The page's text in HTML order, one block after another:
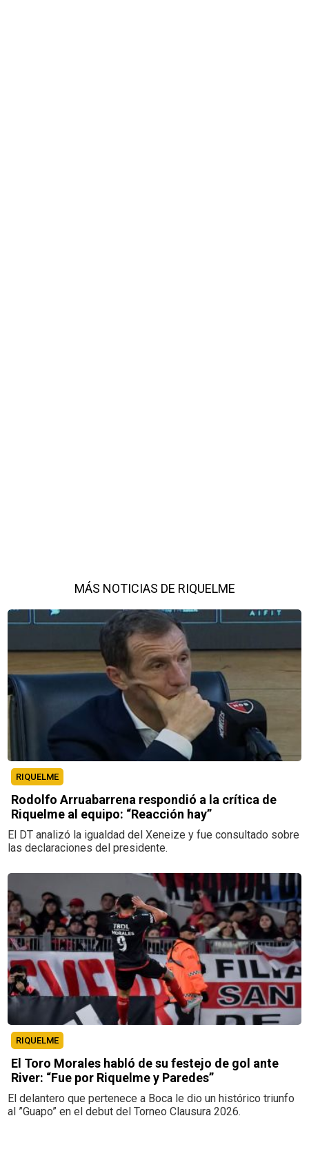
MÁS NOTICIAS DE RIQUELME
RIQUELME
Rodolfo Arruabarrena respondió a la crítica de
Riquelme al equipo: “Reacción hay”
El DT analizó la igualdad del Xeneize y fue consultado sobre
las declaraciones del presidente.
RIQUELME
El Toro Morales habló de su festejo de gol ante
River: “Fue por Riquelme y Paredes”
El delantero que pertenece a Boca le dio un histórico triunfo
al ”Guapo” en el debut del Torneo Clausura 2026.